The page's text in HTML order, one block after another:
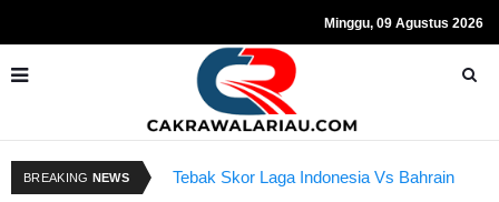
Minggu, 09 Agustus 2026
BREAKING NEWS Tebak Skor Laga Indonesia Vs Bahrain
Kapolda Riau dan Istri Bantu Ringankan